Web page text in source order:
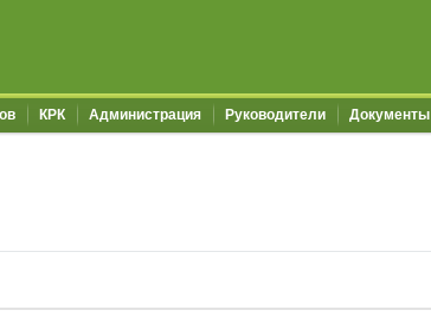
КРК Администрация Руководители Документы